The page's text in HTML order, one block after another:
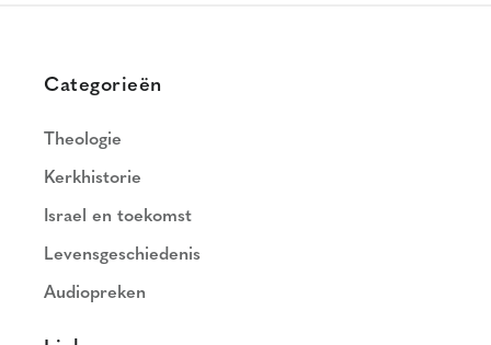
Categorieën
Theologie
Kerkhistorie
Israel en toekomst
Levensgeschiedenis
Audiopreken